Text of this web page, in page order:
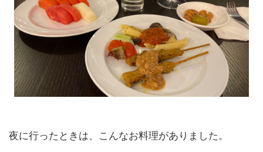
夜に行ったときは、こんなお料理がありました。